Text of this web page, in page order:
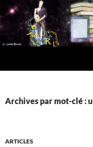
Aller
au
contenu
Archives par mot-clé :
ARTICLES